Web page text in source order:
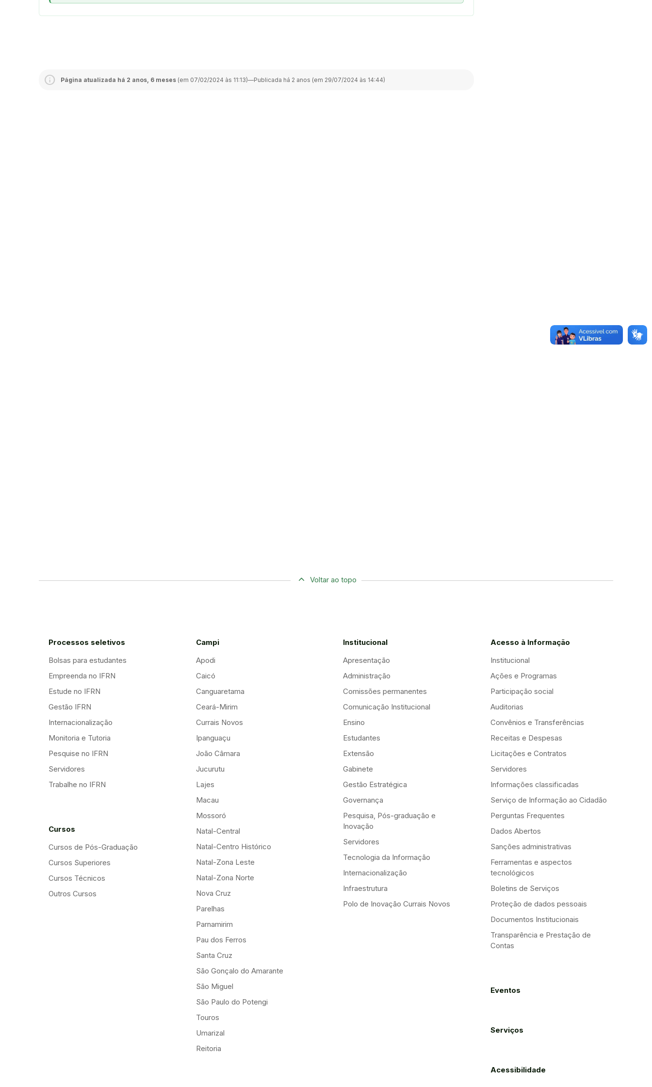
Página atualizada há 2 anos, 6 meses (em 07/02/2024 às 11:13)—Publicada há 2 anos (em 29/07/2024 às 14:44)
Voltar ao topo
Processos seletivos
Bolsas para estudantes
Empreenda no IFRN
Estude no IFRN
Gestão IFRN
Internacionalização
Monitoria e Tutoria
Pesquise no IFRN
Servidores
Trabalhe no IFRN
Cursos
Cursos de Pós-Graduação
Cursos Superiores
Cursos Técnicos
Outros Cursos
Campi
Apodi
Caicó
Canguaretama
Ceará-Mirim
Currais Novos
Ipanguaçu
João Câmara
Jucurutu
Lajes
Macau
Mossoró
Natal-Central
Natal-Centro Histórico
Natal-Zona Leste
Natal-Zona Norte
Nova Cruz
Parelhas
Parnamirim
Pau dos Ferros
Santa Cruz
São Gonçalo do Amarante
São Miguel
São Paulo do Potengi
Touros
Umarizal
Reitoria
Institucional
Apresentação
Administração
Comissões permanentes
Comunicação Institucional
Ensino
Estudantes
Extensão
Gabinete
Gestão Estratégica
Governança
Pesquisa, Pós-graduação e
Inovação
Servidores
Tecnologia da Informação
Internacionalização
Infraestrutura
Polo de Inovação Currais Novos
Acesso à Informação
Institucional
Ações e Programas
Participação social
Auditorias
Convênios e Transferências
Receitas e Despesas
Licitações e Contratos
Servidores
Informações classificadas
Serviço de Informação ao Cidadão
Perguntas Frequentes
Dados Abertos
Sanções administrativas
Ferramentas e aspectos
tecnológicos
Boletins de Serviços
Proteção de dados pessoais
Documentos Institucionais
Transparência e Prestação de
Contas
Eventos
Serviços
Acessibilidade